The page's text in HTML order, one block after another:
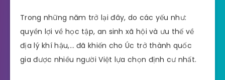
Trong những năm trở lại đây, do các yếu như:
quyền lợi về học tập, an sinh xã hội và ưu thế về
địa lý khí hậu,… đã khiến cho Úc trở thành quốc
gia được nhiều người Việt lựa chọn định cư nhất.